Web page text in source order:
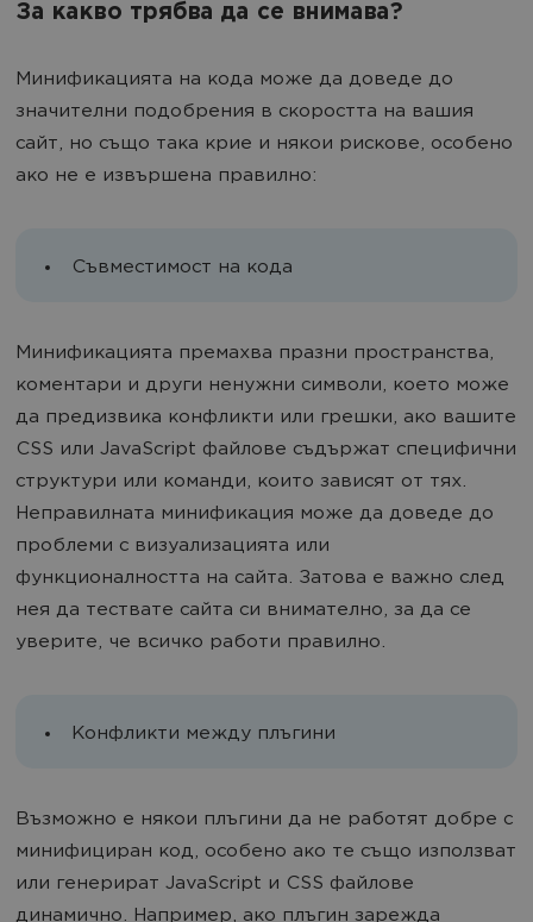
За какво трябва да се внимава?
Минификацията на кода може да доведе до
значителни подобрения в скоростта на вашия
сайт, но също така крие и някои рискове, особено
ако не е извършена правилно:
Съвместимост на кода
Минификацията премахва празни пространства,
коментари и други ненужни символи, което може
да предизвика конфликти или грешки, ако вашите
CSS или JavaScript файлове съдържат специфични
структури или команди, които зависят от тях.
Неправилната минификация може да доведе до
проблеми с визуализацията или
функционалността на сайта. Затова е важно след
нея да тествате сайта си внимателно, за да се
уверите, че всичко работи правилно.
Конфликти между плъгини
Възможно е някои плъгини да не работят добре с
минифициран код, особено ако те също използват
или генерират JavaScript и CSS файлове
динамично. Например, ако плъгин зарежда